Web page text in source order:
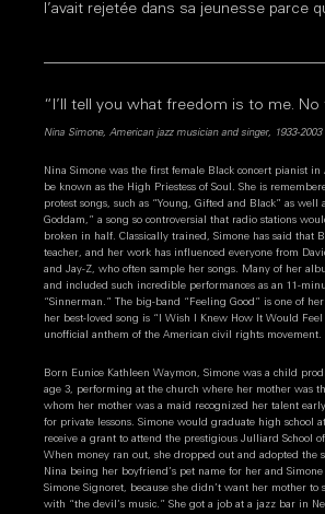
l’avait rejetée dans sa jeunesse parce
“I’ll tell you what freedom is to me. No
Nina Simone, American jazz musician and singer, 1933-2003
Nina Simone was the first female Black concert pianist
be known as the High Priestess of Soul. She is
protest songs, such as “Young, Gifted and Black” as well
Goddam,” a song so controversial that radio stations
broken in half. Classically trained, Simone has said that
teacher, and her work has influenced everyone from
and Jay-Z, who often sample her songs. Many of her
and included such incredible performances as an 11-
“Sinnerman.” The big-band “Feeling Good” is one of
her best-loved song is “I Wish I Knew How It Would
unofficial anthem of the American civil rights movement.
Born Eunice Kathleen Waymon, Simone was a child
age 3, performing at the church where her mother was
whom her mother was a maid recognized her talent
for private lessons. Simone would graduate high school
receive a grant to attend the prestigious Julliard School
When money ran out, she dropped out and adopted the
Nina being her boyfriend’s pet name for her and
Simone Signoret, because she didn’t want her mother to
with “the devil’s music.” She got a job at a jazz bar in